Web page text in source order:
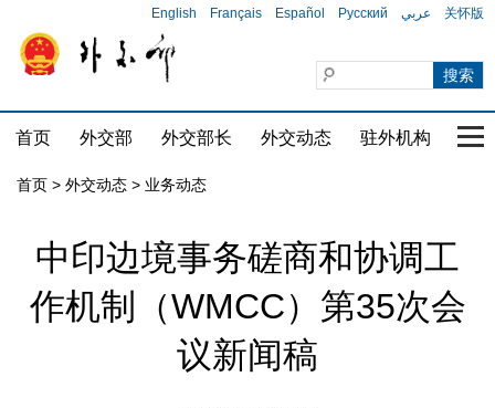
English Français Español Русский عربي 关怀版
首页 外交部 外交部长 外交动态 驻外机构 国
首页 > 外交动态 > 业务动态
中印边境事务磋商和协调工
作机制（WMCC）第35次会
议新闻稿